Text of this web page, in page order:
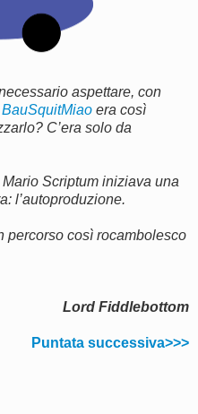
aspettare, con
BauSquitMiao era così
C’era solo da
Scriptum iniziava una
l’autoproduzione.
percorso così rocambolesco
Lord Fiddlebottom
Puntata successiva>>>